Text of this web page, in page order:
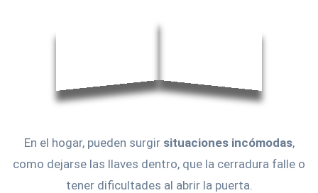
En el hogar, pueden surgir situaciones incómodas,
como dejarse las llaves dentro, que la cerradura falle o
tener dificultades al abrir la puerta.